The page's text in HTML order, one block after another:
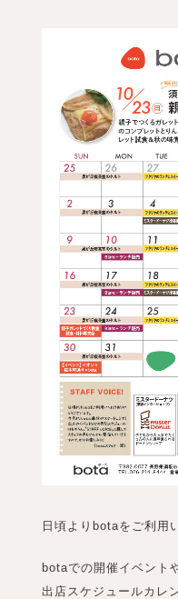
日頃よりbotaをご利用
botaでの開催イベント
出店スケジュールカレ